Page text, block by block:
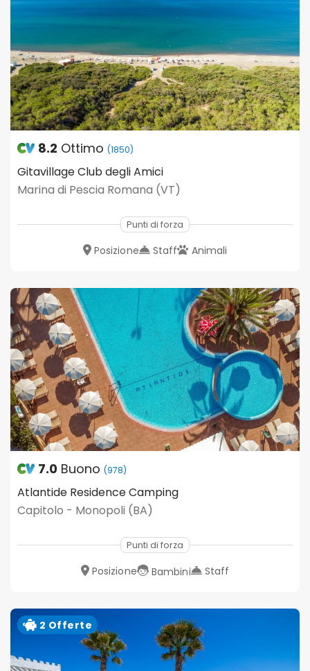
8.2 Ottimo (1850)
Gitavillage Club degli Amici
Marina di Pescia Romana (VT)
Punti di forza
Posizione Staff Animali
7.0 Buono (978)
Atlantide Residence Camping
Capitolo - Monopoli (BA)
Punti di forza
Posizione Bambini Staff
2 Offerte